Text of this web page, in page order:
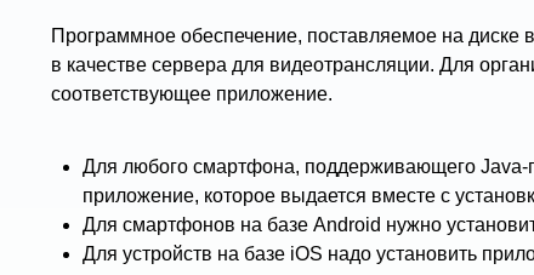
Программное обеспечение, поставляемое на диске
в качестве сервера для видеотрансляции. Для
соответствующее приложение.
Для любого смартфона, поддерживающего Java-
приложение, которое выдается вместе с
Для смартфонов на базе Android нужно
Для устройств на базе iOS надо установить